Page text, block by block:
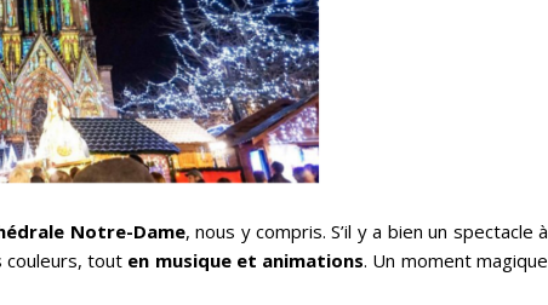
Notre-Dame, nous y compris. S’il y a bien un spectacle à
couleurs, tout en musique et animations. Un moment magique